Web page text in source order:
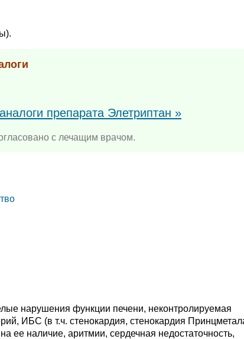
препарата Элетриптан »
с лечащим врачом.
нарушения функции печени, неконтролируемая
ИБС (в т.ч. стенокардия, стенокардия
ее наличие, аритмии, сердечная недостаточность,